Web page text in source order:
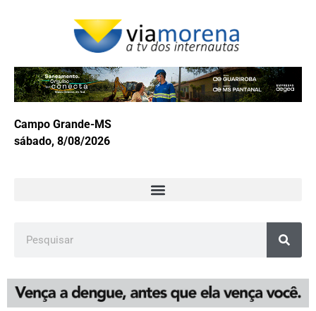
Campo Grande-MS
sábado, 8/08/2026